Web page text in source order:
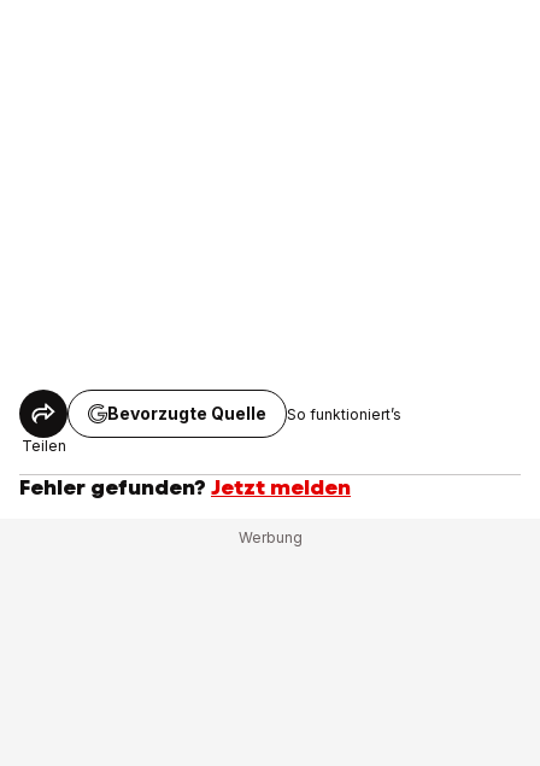
Teilen
Bevorzugte Quelle So funktioniert’s
Fehler gefunden? Jetzt melden